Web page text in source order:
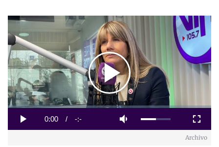
Play
Video
Play Mute
Current
0:00 / Duration
-:-
Loaded:
Fullscreen
Archivo